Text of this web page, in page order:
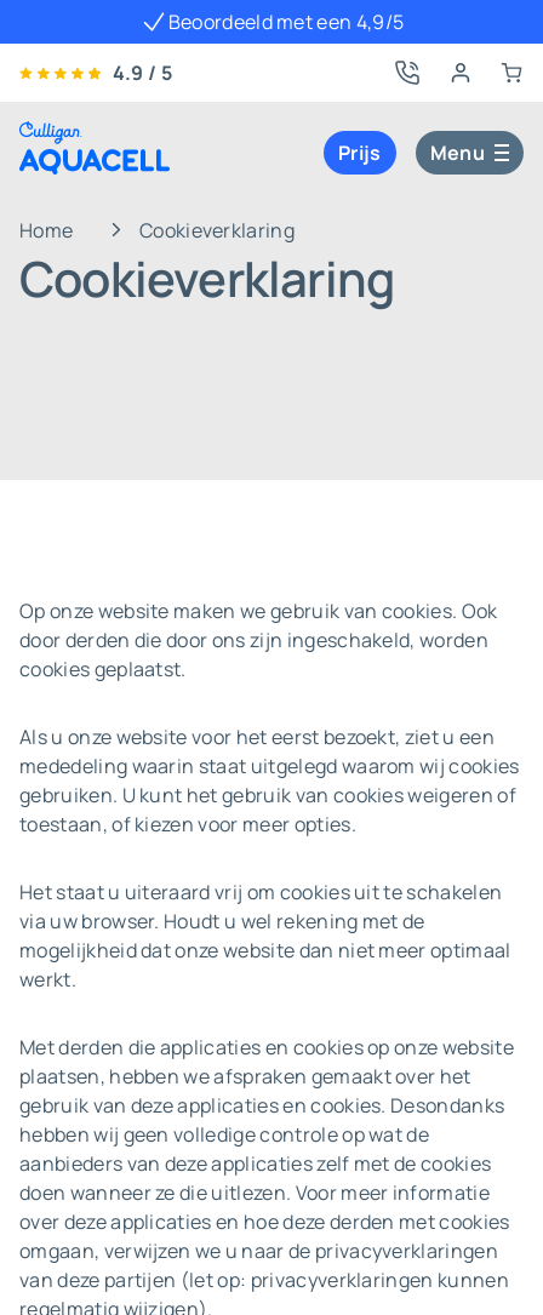
Beoordeeld met een 4,9/5
4.9 / 5
Prijs Menu
Home Cookieverklaring
Cookieverklaring
Op onze website maken we gebruik van cookies. Ook
door derden die door ons zijn ingeschakeld, worden
cookies geplaatst.
Als u onze website voor het eerst bezoekt, ziet u een
mededeling waarin staat uitgelegd waarom wij cookies
gebruiken. U kunt het gebruik van cookies weigeren of
toestaan, of kiezen voor meer opties.
Het staat u uiteraard vrij om cookies uit te schakelen
via uw browser. Houdt u wel rekening met de
mogelijkheid dat onze website dan niet meer optimaal
werkt.
Met derden die applicaties en cookies op onze website
plaatsen, hebben we afspraken gemaakt over het
gebruik van deze applicaties en cookies. Desondanks
hebben wij geen volledige controle op wat de
aanbieders van deze applicaties zelf met de cookies
doen wanneer ze die uitlezen. Voor meer informatie
over deze applicaties en hoe deze derden met cookies
omgaan, verwijzen we u naar de privacyverklaringen
van deze partijen (let op: privacyverklaringen kunnen
regelmatig wijzigen).